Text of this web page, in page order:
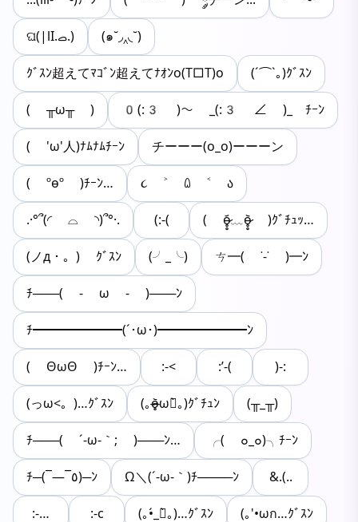
ଘ(|lI.ࡇ.) (๑˘◞‸◟˘)
ｸﾞｽﾝ超えてﾏｺﾞﾝ超えてﾅｵﾝo(T□T)o (´⌒`｡)ｸﾞｽﾝ
( ╥ω╥ ) 0(:3 )～ _(:3 ∠ )_ ﾁｰﾝ
( 'ω'人)ﾅﾑﾅﾑﾁｰﾝ チーーー(o_o)ーーーン
( ºѳº )ﾁｰﾝ… ૮ ˃ ꒧ ˂ ა
.·°՞(◜ ⌓ ◝)՞°·. (:-( ( ɵ̷̥̥᷄﹏ɵ̷̥̥᷅ )ｸﾞﾁｭｯ…
(ノд・。) ｸﾞｽﾝ (╯_╰) ㄘ━( ˙-˙ )━ﾝ
ﾁ───( - ω - )───ﾝ
ﾁ━━━━━━━(´･ω･)━━━━━━━ﾝ
( ΘωΘ )ﾁｰﾝ… :-< :’-( )-:
(っω<。)…ｸﾞｽﾝ (｡o̴̶̷̥᷅ωก̀｡)ｸﾞﾁｭﾝ (╥_╥)
ﾁ───( ´-ω-｀; )───ﾝ… ╭( ๐_๐)╮ﾁｰﾝ
ﾁ─(¯―¯٥)─ﾝ Ω＼(´-ω-｀)ﾁ────ﾝ &.(..
:-… :-c (｡•́_ก̀｡)…ｸﾞｽﾝ (｡'•ωก…ｸﾞｽﾝ